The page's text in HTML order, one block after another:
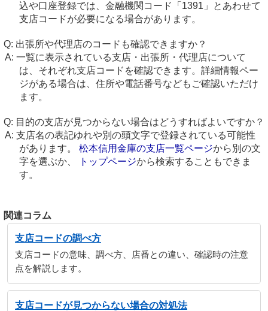
込や口座登録では、金融機関コード「1391」とあわせて
支店コードが必要になる場合があります。
出張所や代理店のコードも確認できますか？
一覧に表示されている支店・出張所・代理店について
は、それぞれ支店コードを確認できます。詳細情報ペー
ジがある場合は、住所や電話番号などもご確認いただけ
ます。
目的の支店が見つからない場合はどうすればよいですか？
支店名の表記ゆれや別の頭文字で登録されている可能性
があります。 松本信用金庫の支店一覧ページから別の文
字を選ぶか、
トップページから検索することもできま
す。
関連コラム
支店コードの調べ方
支店コードの意味、調べ方、店番との違い、確認時の注意
点を解説します。
支店コードが見つからない場合の対処法